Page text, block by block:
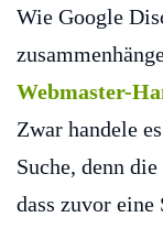
Wie Google
Webmaster-
Zwar handele
Suche, denn
dass zuvor eine